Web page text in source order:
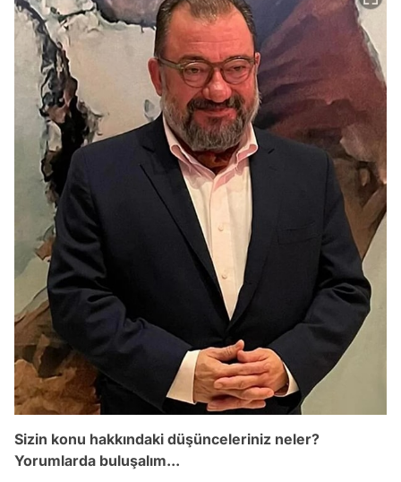
Sizin konu hakkındaki düşünceleriniz neler?
Yorumlarda buluşalım...